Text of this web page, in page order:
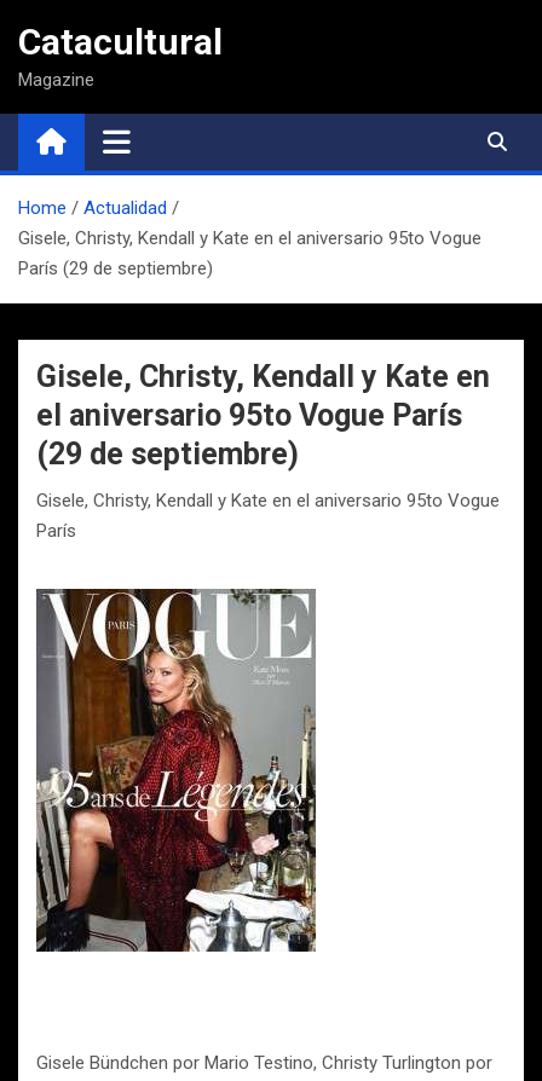
contenido
Catacultural
Magazine
Home
Actualidad
Gisele, Christy, Kendall y Kate en el aniversario 95to Vogue
París (29 de septiembre)
Gisele, Christy, Kendall y Kate en
el aniversario 95to Vogue París
(29 de septiembre)
Gisele, Christy, Kendall y Kate en el aniversario 95to Vogue
París
Gisele Bündchen por Mario Testino, Christy Turlington por